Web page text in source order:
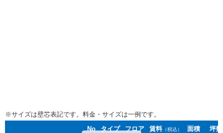
※サイズは壁芯表記です。料金・サイズは一例です。
No
タイプ フロア 賃料（税込） 面積 坪数